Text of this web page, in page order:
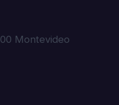
Montevideo